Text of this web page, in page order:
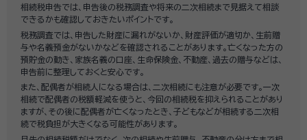
相続税申告では、申告後の税務調査や将来の二次相続まで見据えて相談
できるかも確認しておきたいポイントです。
税務調査では、申告した財産に漏れがないか、財産評価が適切か、生前贈
与や名義預金がないかなどを確認されることがあります。亡くなった方の
預貯金の動き、家族名義の口座、生命保険金、不動産、過去の贈与などは、
申告前に整理しておくと安心です。
また、配偶者が相続人になる場合は、二次相続にも注意が必要です。一次
相続で配偶者の税額軽減を使うと、今回の相続税を抑えられることがあり
ますが、その後に配偶者が亡くなったとき、子どもなどが相続する二次相
続で税負担が大きくなる可能性があります。